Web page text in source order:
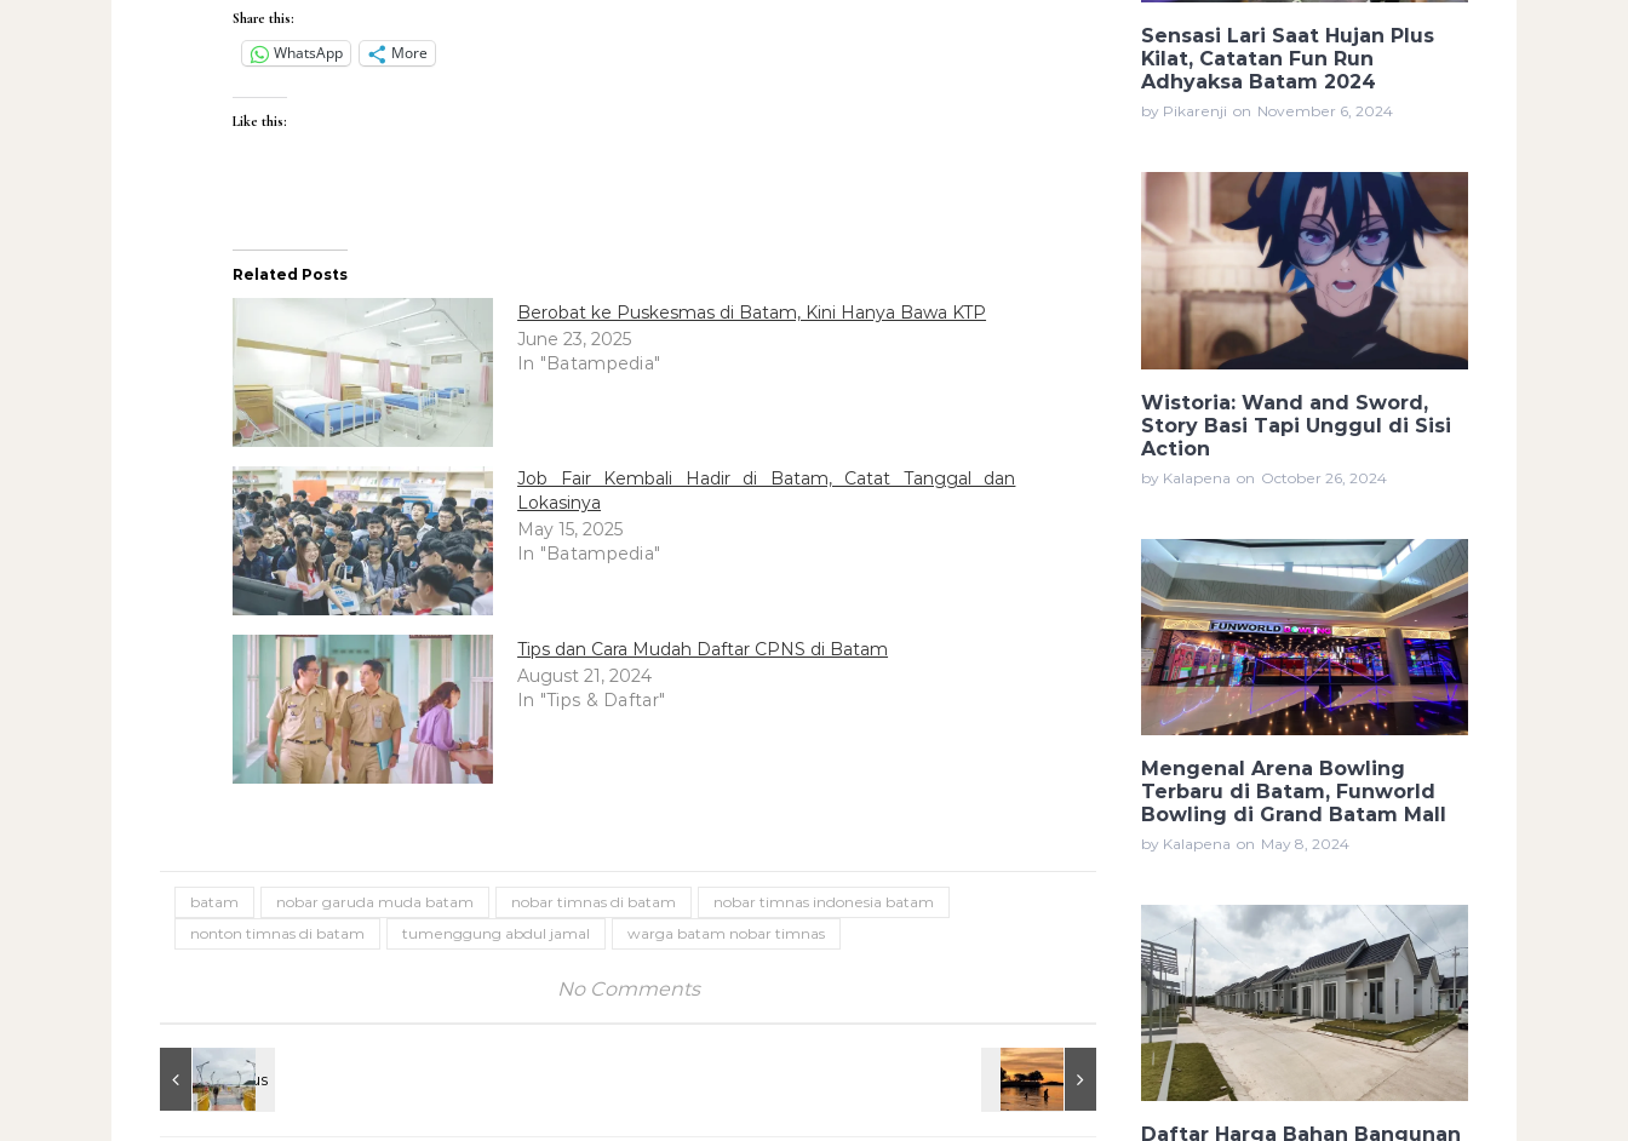
Share this:
WhatsApp More
Like this:
Related Posts
Berobat ke Puskesmas di Batam, Kini Hanya Bawa KTP
June 23, 2025
In "Batampedia"
Job Fair Kembali Hadir di Batam, Catat Tanggal dan
Lokasinya
May 15, 2025
In "Batampedia"
Tips dan Cara Mudah Daftar CPNS di Batam
August 21, 2024
In "Tips & Daftar"
batam nobar garuda muda batam nobar timnas di batam
nobar timnas indonesia batam
nonton timnas di batam
tumenggung abdul jamal warga batam nobar timnas
No Comments
Sensasi Lari Saat Hujan Plus
Kilat, Catatan Fun Run
Adhyaksa Batam 2024
by Pikarenji on November 6, 2024
Wistoria: Wand and Sword,
Story Basi Tapi Unggul di Sisi
Action
by Kalapena on October 26, 2024
Mengenal Arena Bowling
Terbaru di Batam, Funworld
Bowling di Grand Batam Mall
by Kalapena on May 8, 2024
Daftar Harga Bahan Bangunan